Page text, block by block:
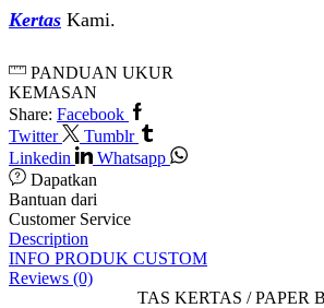
Kertas Kami.
PANDUAN UKUR
KEMASAN
Share: Facebook
Twitter
Tumblr
Linkedin
Whatsapp
Dapatkan
Bantuan dari
Customer Service
Description
INFO PRODUK CUSTOM
Reviews (0)
TAS KERTAS / PAPER